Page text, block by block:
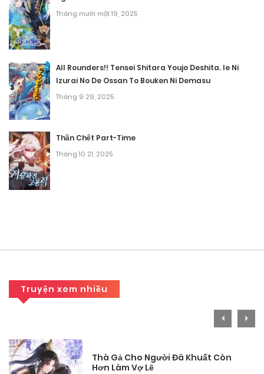
Tháng mười một 19, 2025
All Rounders!! Tensei Shitara Youjo Deshita. Ie Ni
Izurai No De Ossan To Bouken Ni Demasu
Tháng 9 29, 2025
Thần Chết Part-Time
Tháng 10 21, 2025
Truyện xem nhiều
Thà Gả Cho Người Đã Khuất Còn
Hơn Làm Vợ Lẽ